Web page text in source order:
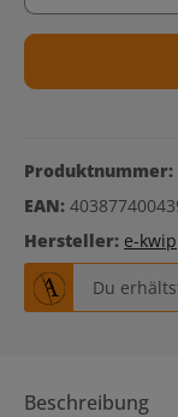
Produktnummer:
EAN:
Hersteller: e-kwip
Du
Beschreibung